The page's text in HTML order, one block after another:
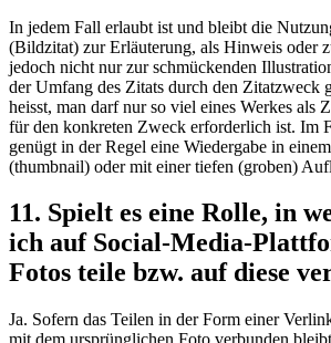
In jedem Fall erlaubt ist und bleibt die
(Bildzitat) zur Erläuterung, als Hinweis oder
jedoch nicht nur zur schmückenden
der Umfang des Zitats durch den Zitatzweck
heisst, man darf nur so viel eines Werkes als
für den konkreten Zweck erforderlich ist. Im
genügt in der Regel eine Wiedergabe in
(thumbnail) oder mit einer tiefen (groben)
11. Spielt es eine Rolle, in
ich auf Social-Media-
Fotos teile bzw. auf diese
Ja. Sofern das Teilen in der Form einer